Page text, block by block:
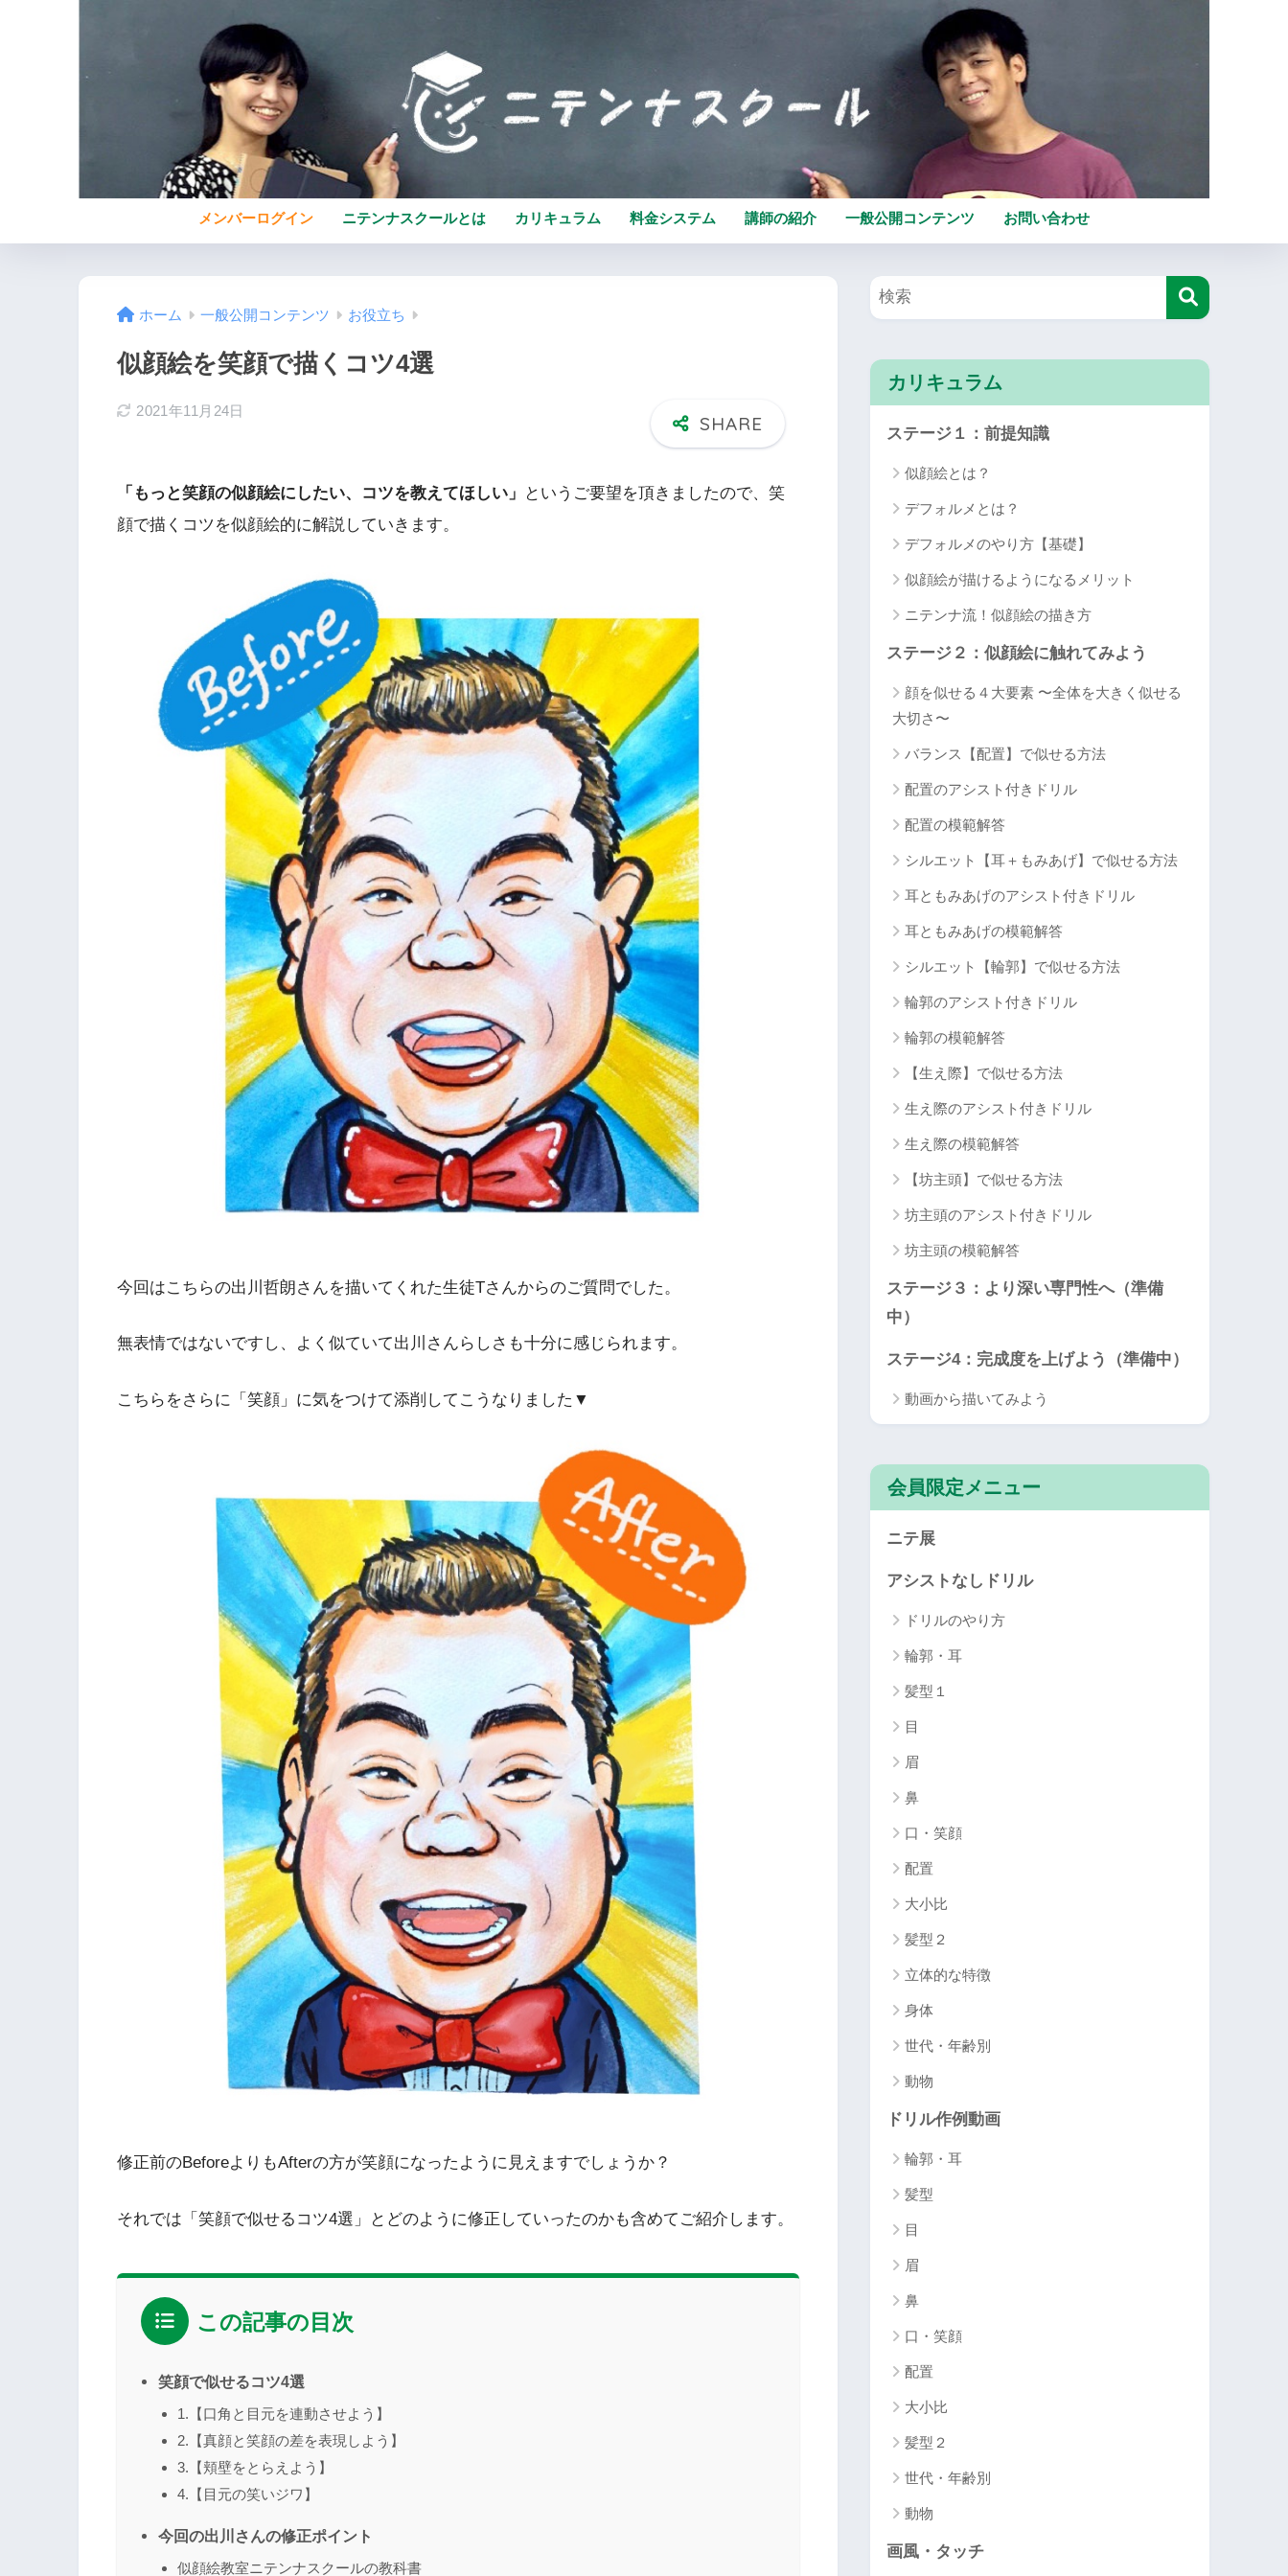
メンバーログイン ニテンナスクールとは カリキュラム 料金システム 講師の紹介 一般公開コンテンツ お問い合わせ
ホーム 一般公開コンテンツ お役立ち
似顔絵を笑顔で描くコツ4選
2021年11月24日
「もっと笑顔の似顔絵にしたい、コツを教えてほしい」
というご要望を頂きましたので、笑
顔で描くコツを似顔絵的に解説していきます。
今回はこちらの出川哲朗さんを描いてくれた生徒Tさんからのご質問でした。
無表情ではないですし、よく似ていて出川さんらしさも十分に感じられます。
こちらをさらに「笑顔」に気をつけて添削してこうなりました▼
修正前のBeforeよりもAfterの方が笑顔になったように見えますでしょうか？
それでは「笑顔で似せるコツ4選」とどのように修正していったのかも含めてご紹介します。
この記事の目次
笑顔で似せるコツ4選
1.【口角と目元を連動させよう】
2.【真顔と笑顔の差を表現しよう】
3.【頬壁をとらえよう】
4.【目元の笑いジワ】
今回の出川さんの修正ポイント
似顔絵教室ニテンナスクールの教科書
カリキュラム
ステージ１：前提知識
似顔絵とは？
デフォルメとは？
デフォルメのやり方【基礎】
似顔絵が描けるようになるメリット
ニテンナ流！似顔絵の描き方
ステージ２：似顔絵に触れてみよう
顔を似せる４大要素 〜全体を大きく似せる
大切さ〜
バランス【配置】で似せる方法
配置のアシスト付きドリル
配置の模範解答
シルエット【耳＋もみあげ】で似せる方法
耳ともみあげのアシスト付きドリル
耳ともみあげの模範解答
シルエット【輪郭】で似せる方法
輪郭のアシスト付きドリル
輪郭の模範解答
【生え際】で似せる方法
生え際のアシスト付きドリル
生え際の模範解答
【坊主頭】で似せる方法
坊主頭のアシスト付きドリル
坊主頭の模範解答
ステージ３：より深い専門性へ（準備
中）
ステージ4：完成度を上げよう（準備中）
動画から描いてみよう
会員限定メニュー
ニテ展
アシストなしドリル
ドリルのやり方
輪郭・耳
髪型１
目
眉
鼻
口・笑顔
配置
大小比
髪型２
立体的な特徴
身体
世代・年齢別
動物
ドリル作例動画
輪郭・耳
髪型
目
眉
鼻
口・笑顔
配置
大小比
髪型２
世代・年齢別
動物
画風・タッチ